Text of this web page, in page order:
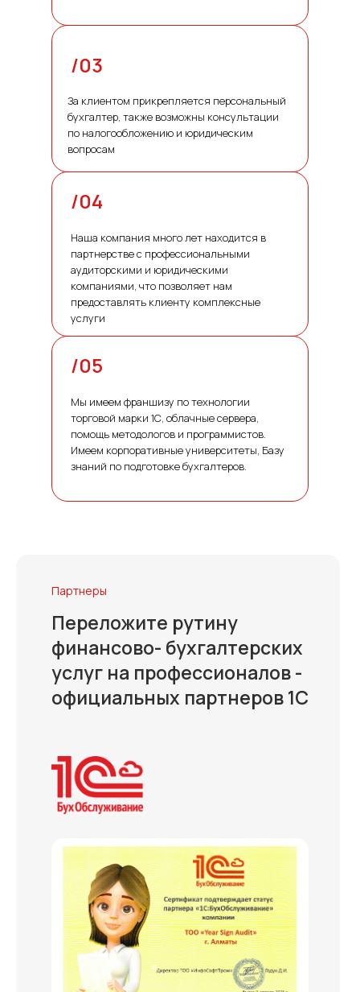
За клиентом прикрепляется персональный
бухгалтер, также возможны консультации
по налогообложению и юридическим
вопросам
Наша компания много лет находится в
партнерстве с профессиональными
аудиторскими и юридическими
компаниями, что позволяет нам
предоставлять клиенту комплексные
услуги
Мы имеем франшизу по технологии
торговой марки 1С, облачные сервера,
помощь методологов и программистов.
Имеем корпоративные университеты, Базу
знаний по подготовке бухгалтеров.
/03
/04
/05
Переложите рутину
финансово- бухгалтерских
услуг на профессионалов -
официальных партнеров 1С
Партнеры